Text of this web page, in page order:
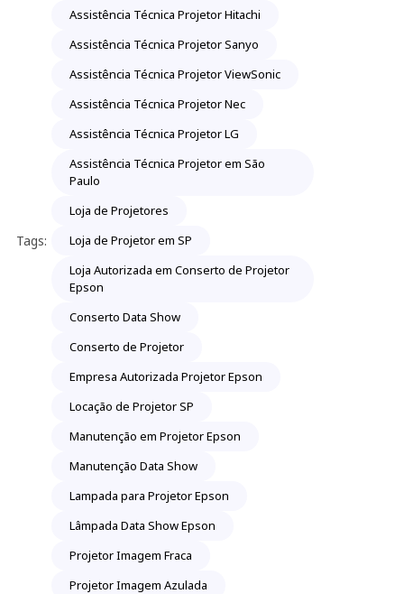
Tags:
Assistência Técnica Projetor Hitachi
Assistência Técnica Projetor Sanyo
Assistência Técnica Projetor ViewSonic
Assistência Técnica Projetor Nec
Assistência Técnica Projetor LG
Assistência Técnica Projetor em São
Paulo
Loja de Projetores
Loja de Projetor em SP
Loja Autorizada em Conserto de Projetor
Epson
Conserto Data Show
Conserto de Projetor
Empresa Autorizada Projetor Epson
Locação de Projetor SP
Manutenção em Projetor Epson
Manutenção Data Show
Lampada para Projetor Epson
Lâmpada Data Show Epson
Projetor Imagem Fraca
Projetor Imagem Azulada